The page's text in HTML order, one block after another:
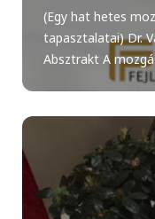
(Egy hat hetes
tapasztalatai) Dr.
Absztrakt A